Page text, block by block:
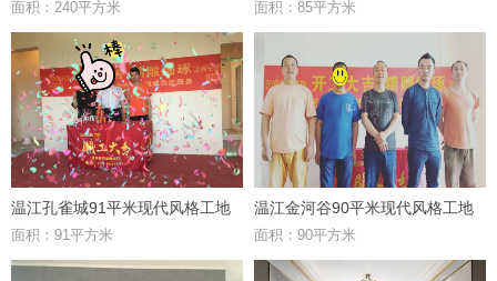
受度假。
面积：240平方米 面积：85平方米
温江孔雀城91平米现代风格工地
面积：91平方米
温江金河谷90平米现代风格工地
面积：90平方米